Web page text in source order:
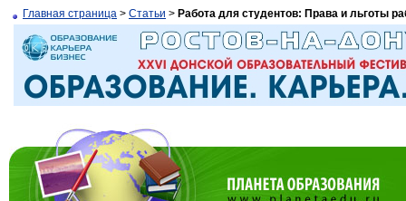
Главная страница > Статьи > Работа для студентов: Права и льготы